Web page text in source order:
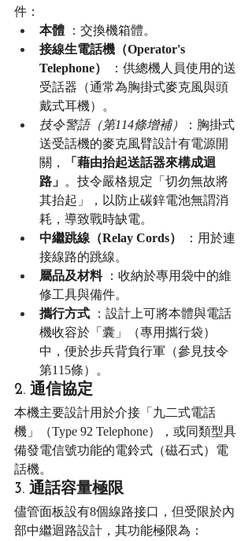
件：
本體 ：交換機箱體。
接線生電話機（Operator's
Telephone）
：供總機人員使用的送
受話器（通常為胸掛式麥克風與頭
戴式耳機）。
技令警語（第114條增補）
：胸掛式
送受話機的麥克風臂設計有電源開
關，
「藉由抬起送話器來構成迴
路」 。技令嚴格規定「切勿無故將
其抬起」，以防止碳鋅電池無謂消
耗，導致戰時缺電。
中繼跳線（Relay Cords）
：用於連
接線路的跳線。
屬品及材料 ：收納於專用袋中的維
修工具與備件。
攜行方式 ：設計上可將本體與電話
機收容於「囊」（專用攜行袋）
中，便於步兵背負行軍（參見技令
第115條）。
2. 通信協定
本機主要設計用於介接「九二式電話
機」（Type 92 Telephone），或同類型具
備發電信號功能的電鈴式（磁石式）電
話機。
3. 通話容量極限
儘管面板設有8個線路接口，但受限於內
部中繼迴路設計，其功能極限為：